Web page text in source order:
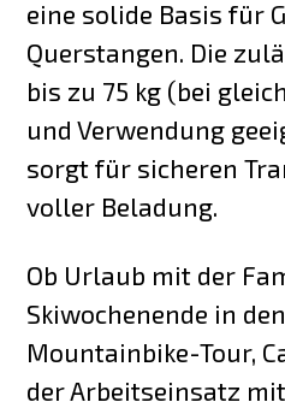
eine solide Basis für
Querstangen. Die
bis zu 75 kg (bei
und Verwendung
sorgt für sicheren
voller Beladung.
Ob Urlaub mit der
Skiwochenende in
Mountainbike-Tour,
der Arbeitseinsatz